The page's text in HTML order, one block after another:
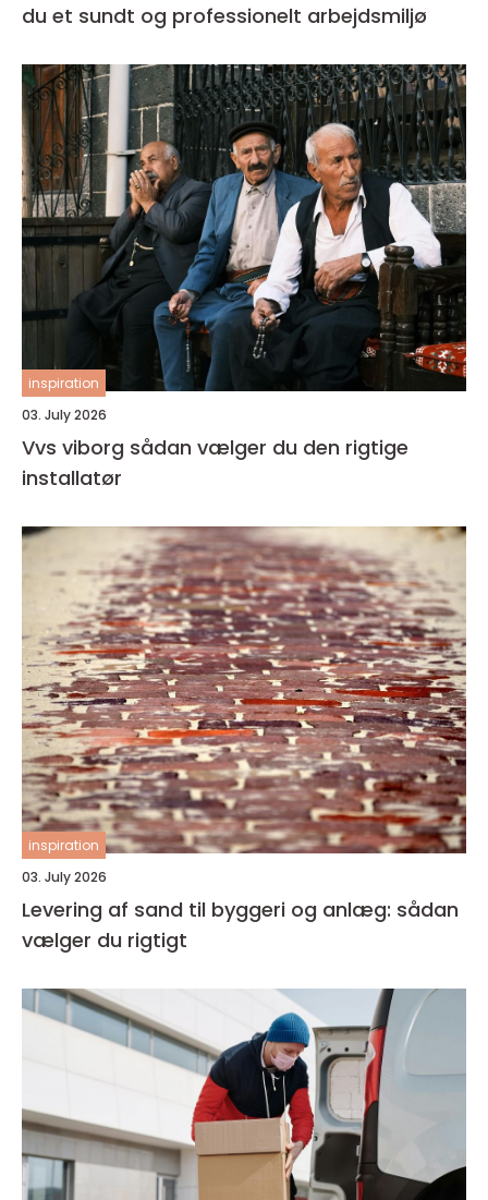
du et sundt og professionelt arbejdsmiljø
inspiration
03. July 2026
Vvs viborg sådan vælger du den rigtige
installatør
inspiration
03. July 2026
Levering af sand til byggeri og anlæg: sådan
vælger du rigtigt